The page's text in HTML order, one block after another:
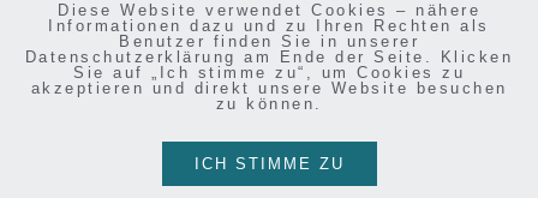
Diese Website verwendet Cookies – nähere
Informationen dazu und zu Ihren Rechten als
Benutzer finden Sie in unserer
Datenschutzerklärung am Ende der Seite. Klicken
Sie auf „Ich stimme zu“, um Cookies zu
akzeptieren und direkt unsere Website besuchen
zu können.
ICH STIMME ZU